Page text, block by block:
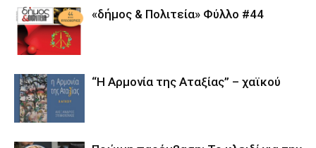
«δήμος & Πολιτεία» Φύλλο #44
“Η Αρμονία της Αταξίας” – χαϊκού